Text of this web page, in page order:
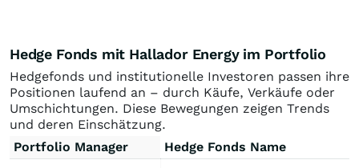
Hedge Fonds mit Hallador Energy im Portfolio
Hedgefonds und institutionelle Investoren passen ihre
Positionen laufend an – durch Käufe, Verkäufe oder
Umschichtungen. Diese Bewegungen zeigen Trends
und deren Einschätzung.
Portfolio Manager
Hedge Fonds Name